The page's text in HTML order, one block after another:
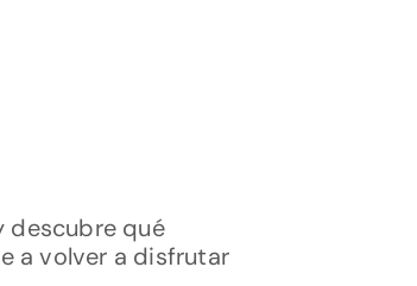
descubre qué
a volver a disfrutar